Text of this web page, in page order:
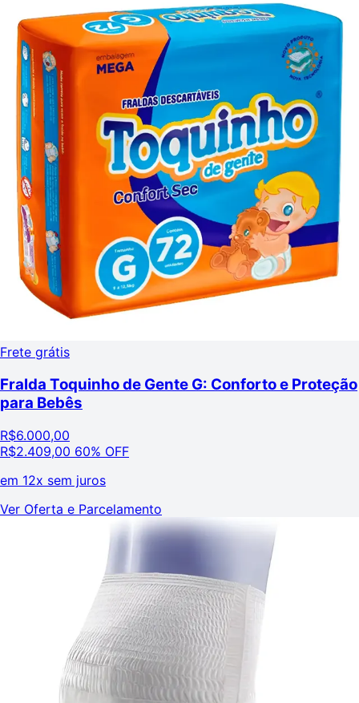
Frete grátis
Fralda Toquinho de Gente G: Conforto e Proteção
para Bebês
R$6.000,00
R$2.409,00 60% OFF
em 12x sem juros
Ver Oferta e Parcelamento